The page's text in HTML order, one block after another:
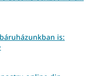
is: